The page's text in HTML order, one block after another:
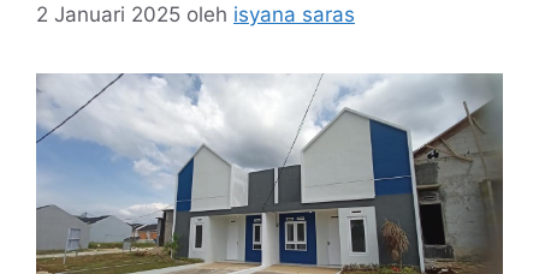
2 Januari 2025 oleh isyana saras